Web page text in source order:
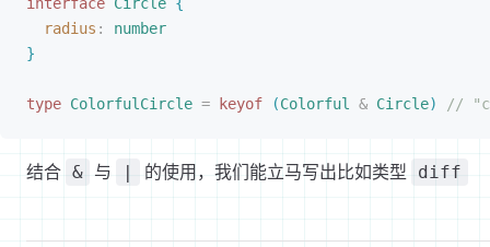
radius : number
}
type ColorfulCircle = keyof (Colorful & Circle) //
结合 & 与 的使用，我们能立马写出比如类型 diff